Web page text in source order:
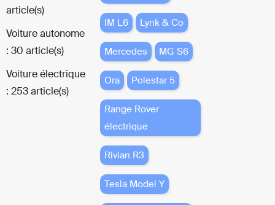
article(s)
Voiture autonome
: 30 article(s)
Voiture électrique
: 253 article(s)
IM L6 Lynk & Co
Mercedes MG S6
Ora Polestar 5
Range Rover
électrique
Rivian R3
Tesla Model Y